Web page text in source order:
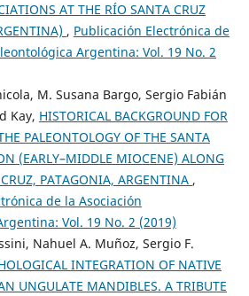
AT THE RÍO SANTA CRUZ
, Publicación Electrónica de
Argentina: Vol. 19 No. 2
M. Susana Bargo, Sergio Fabián
Kay, HISTORICAL BACKGROUND FOR
PALEONTOLOGY OF THE SANTA
(EARLY–MIDDLE MIOCENE) ALONG
PATAGONIA, ARGENTINA ,
de la Asociación
Vol. 19 No. 2 (2019)
Nahuel A. Muñoz, Sergio F.
INTEGRATION OF NATIVE
UNGULATE MANDIBLES. A TRIBUTE